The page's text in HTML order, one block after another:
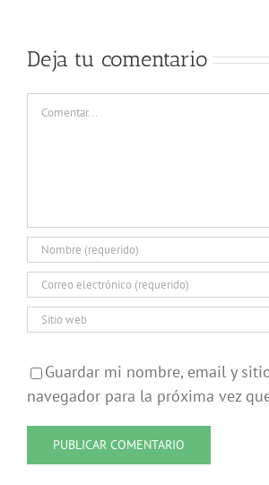
Deja tu comentario
Comentar
Guardar mi nombre, email y
navegador para la próxima vez